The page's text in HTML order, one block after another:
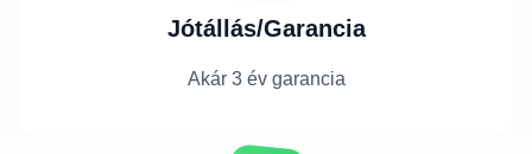
Jótállás/Garancia
Akár 3 év garancia